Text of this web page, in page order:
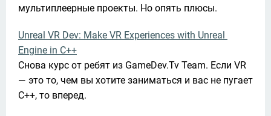
мультиплеерные проекты. Но опять плюсы.
Unreal VR Dev: Make VR Experiences with Unreal
Engine in C++
Снова курс от ребят из GameDev.Tv Team. Если VR
— это то, чем вы хотите заниматься и вас не пугает
C++, то вперед.